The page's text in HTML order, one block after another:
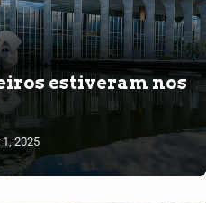
estiveram nos
2025